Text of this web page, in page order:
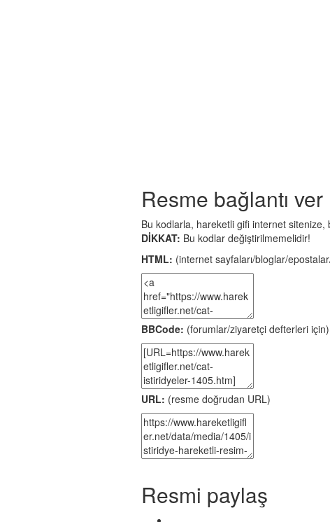
Resme bağlantı ver
Bu kodlarla, hareketli gifi internet
DİKKAT: Bu kodlar değiştirilmemelidir!
HTML: (internet sayfaları/bloglar/
BBCode: (forumlar/ziyaretçi defterleri için)
URL: (resme doğrudan URL)
Resmi paylaş